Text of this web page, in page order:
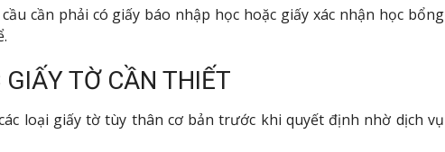
cần phải có giấy báo nhập học hoặc giấy xác nhận học bổng
TỜ CẦN THIẾT
loại giấy tờ tùy thân cơ bản trước khi quyết định nhờ dịch vụ